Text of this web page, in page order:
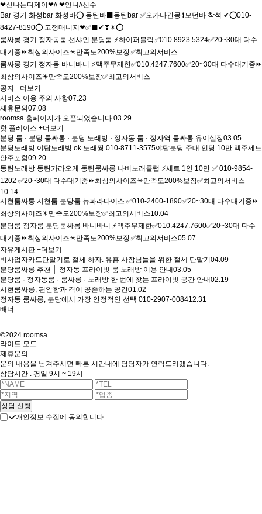
❤신나는디제이❤// ❤언니//선수
Bar 경기 화성bar 화성바⭕ 동탄바⬛동탄bar ✅오카나간몽 ❗모던바 착석 ✔⭕010-
8427-8190⭕ 고정매니저❤✅⬛✔❣✴⭕
룸싸롱 경기
정자동룸 션샤인 분당룸 ⚡하이퍼블릭✅010.8923.5324✅20~30대 다수
대기중⏩최상의사이즈✴️만족도200%보장✅최고의서비스
룸싸롱 경기
정자동 바니바니 ⚡맥주무제한✅010.4247.7600✅20~30대 다수대기중⏩
최상의사이즈✴️만족도200%보장✅최고의서비스
공지 +더보기
서비스 이용 주의 사항07.23
제휴문의 07.08
roomsa 홈페이지가 오픈되었습니다.03.29
핫 플레이스 +더보기
분당 룸 · 분당 룸싸롱 · 분당 노래방 · 정자동 룸 · 정자역 룸싸롱 유이실장03.05
분당노래방 야탑노래방 ok 노래짱 010-8711-3575야탑분당 주대 인당 10만 맥주세트
안주포함09.20
동탄노래방 동탄가라오케 동탄룸싸롱 나비노래클럽 ⚡세트 1인 10만 ✅ 010-9854-
1202 ✅20~30대 다수대기중⏩최상의사이즈✴️만족도200%보장✅최고의서비스
10.14
서현룸싸롱 서현룸 분당룸 뉴파라다이스 ✅010-2400-1890✅20~30대 다수대기중⏩
최상의사이즈✴️만족도200%보장✅최고의서비스10.04
분당룸 정자룸 분당룸싸롱 바니바니 ⚡맥주무제한✅010.4247.7600✅20~30대 다수
대기중⏩최상의사이즈✴️만족도200%보장✅최고의서비스05.07
자유게시판 +더보기
비사업자카드단말기로 절세 하자. 유흥 사장님들을 위한 절세 단말기 04.09
분당룸싸롱 추천 │ 정자동 프라이빗 룸 노래방 이용 안내03.05
분당룸 · 정자동룸 · 룸싸롱 · 노래방 한 번에 찾는 프라이빗 공간 안내02.19
서현룸싸롱, 편안함과 격이 공존하는 공간01.02
정자동 룸싸롱, 분당에서 가장 안정적인 선택 010-2907-008412.31
배너
©2024 roomsa
라이트 모드
제휴문의
문의 내용을 남겨주시면 빠른 시간내에 담당자가 연락드리겠습니다.
상담시간 : 평일 9시 ~ 19시
개인정보 수집에 동의합니다.